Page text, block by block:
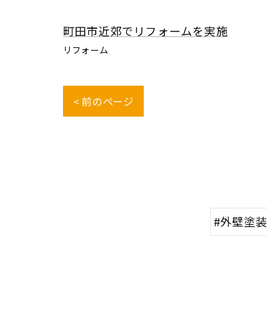
町田市近郊でリフォームを実施
リフォーム
< 前のページ
#外壁塗装